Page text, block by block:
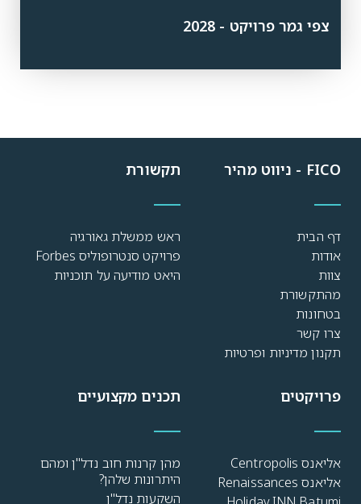
צפי גמר פרויקט - 2028
FICO - ניווט מהיר
דף הבית
אודות
צוות
מהתקשורת
בטחונות
צרו קשר
תקנון מדיניות ופרטיות
תקשורת
ראש ממשלת גאורגיה
פרויקט סנטרופוליס Forbes
היאט מודיעה על תוכניות
פרויקטים
אליאנס Centropolis
אליאנס Renaissances
תכנים מקצועיים
מהן קרנות חוב נדל"ן ומהם
היתרונות שלהן?
השקעות נדל"ן